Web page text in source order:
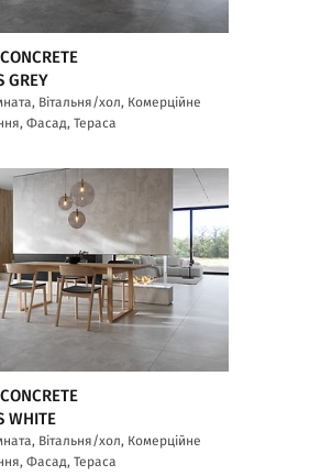
GREY
Вітальня/хол, Комерційне
Фасад, Тераса
WHITE
Вітальня/хол, Комерційне
Фасад, Тераса